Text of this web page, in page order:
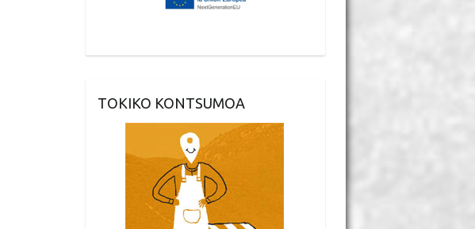
TOKIKO KONTSUMOA